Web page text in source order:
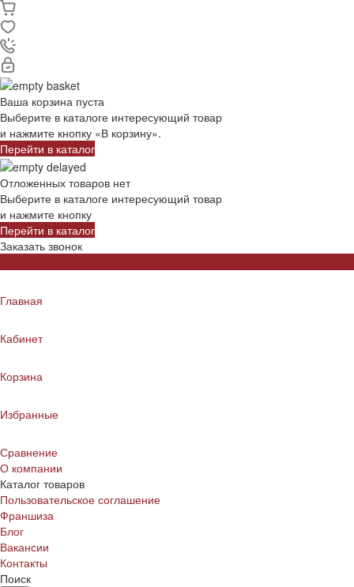
Ваша корзина пуста
Выберите в каталоге интересующий товар
и нажмите кнопку «В корзину».
Перейти в каталог
Отложенных товаров нет
Выберите в каталоге интересующий товар
и нажмите кнопку
Перейти в каталог
Заказать звонок
Главная
Кабинет
Корзина
Избранные
Сравнение
О компании
Каталог товаров
Пользовательское соглашение
Франшиза
Блог
Вакансии
Контакты
Поиск